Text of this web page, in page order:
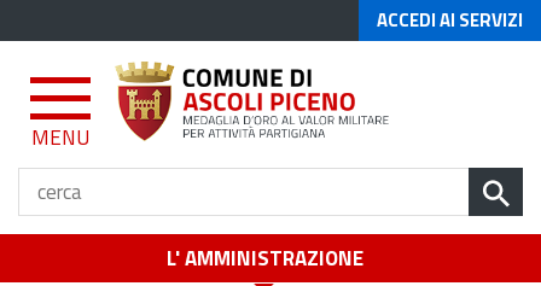
ACCEDI AI SERVIZI
MENU
L' AMMINISTRAZIONE